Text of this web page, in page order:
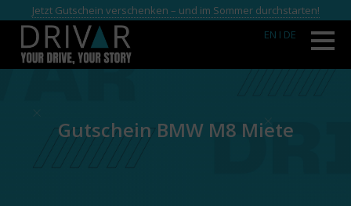
Jetzt Gutschein verschenken – und im Sommer durchstarten!
EN I DE
Gutschein BMW M8 Miete